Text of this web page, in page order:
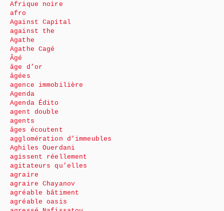
Afrique noire
afro
Against Capital
against the
Agathe
Agathe Cagé
Âgé
âge d’or
âgées
agence immobilière
Agenda
Agenda Édito
agent double
agents
âges écoutent
agglomération d’immeubles
Aghiles Ouerdani
agissent réellement
agitateurs qu’elles
agraire
agraire Chayanov
agréable bâtiment
agréable oasis